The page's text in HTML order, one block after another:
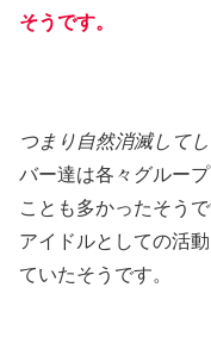
そうです。
つまり自然消滅して
バー達は各々グルー
ことも多かったそう
アイドルとしての活
ていたそうです。